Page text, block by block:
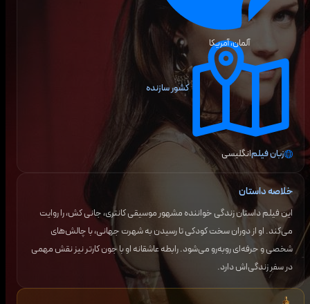
کشور سازنده
آلمان، آمریکا
زبان فیلمانگلیسی
خلاصه داستان
این فیلم داستان زندگی خواننده مشهور موسیقی کانتری، جانی کش، را روایت
می‌کند. او از دوران سخت کودکی تا رسیدن به شهرت جهانی، با چالش‌های
شخصی و حرفه‌ای روبه‌رو می‌شود. رابطه عاشقانه او با جون کارتر نیز نقش مهمی
در سفر زندگی‌اش دارد.